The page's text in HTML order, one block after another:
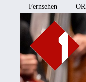
Fernsehen